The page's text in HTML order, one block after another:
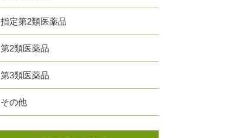
指定第2類医薬品
第2類医薬品
第3類医薬品
その他